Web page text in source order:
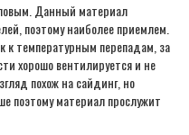
Данный материал
поэтому наиболее приемлем.
к температурным перепадам, за
хорошо вентилируется и не
похож на сайдинг, но
поэтому материал прослужит